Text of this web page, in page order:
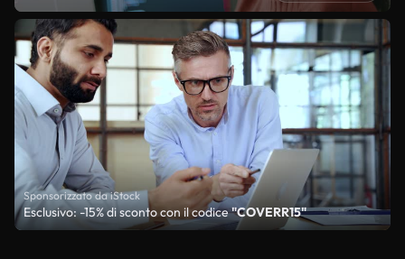
Sponsorizzato da iStock
Esclusivo: -15% di sconto con il codice"COVERR15"